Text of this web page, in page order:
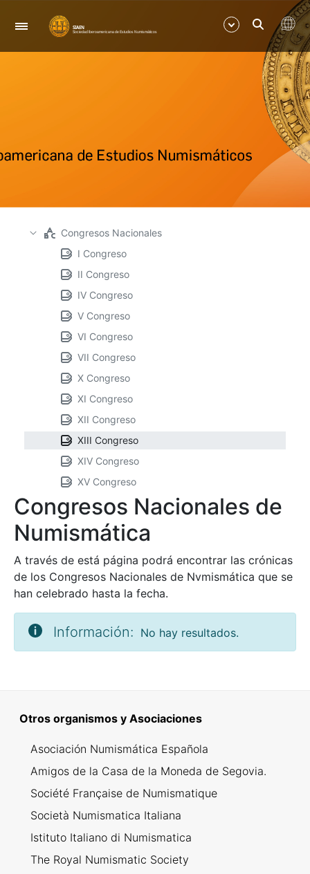
Navegación
Mostrar/Ocultar
Congresos Nacionales
I Congreso
II Congreso
IV Congreso
V Congreso
VI Congreso
VII Congreso
X Congreso
XI Congreso
XII Congreso
XIII Congreso
XIV Congreso
XV Congreso
Congresos Nacionales de
Numismática
A través de está página podrá encontrar las crónicas
de los Congresos Nacionales de Nvmismática que se
han celebrado hasta la fecha.
Información: No hay resultados.
Otros organismos y Asociaciones
Asociación Numismática Española
Amigos de la Casa de la Moneda de Segovia.
Société Française de Numismatique
Società Numismatica Italiana
Istituto Italiano di Numismatica
The Royal Numismatic Society